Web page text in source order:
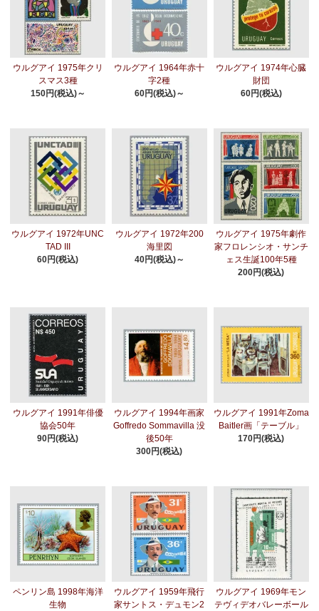
ウルグアイ 1975年クリ
スマス3種
150円(税込)～
ウルグアイ 1964年赤十
字2種
60円(税込)～
ウルグアイ 1974年心臓
財団
60円(税込)
ウルグアイ 1972年UNC
TAD III
60円(税込)
ウルグアイ 1972年200
海里図
40円(税込)～
ウルグアイ 1975年劇作
家フロレンシオ・サンチ
ェス生誕100年5種
200円(税込)
ウルグアイ 1991年俳優
協会50年
90円(税込)
ウルグアイ 1994年画家
Goffredo Sommavilla 没
後50年
300円(税込)
ウルグアイ 1991年Zoma
Baitler画「テーブル」
170円(税込)
ペンリン島 1998年海洋
生物
ウルグアイ 1959年飛行
家サントス・デュモン2
ウルグアイ 1969年モン
テヴィデオバレーボール